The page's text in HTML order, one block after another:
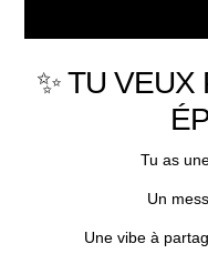
✨ TU
Tu as
Un
Une vibe à